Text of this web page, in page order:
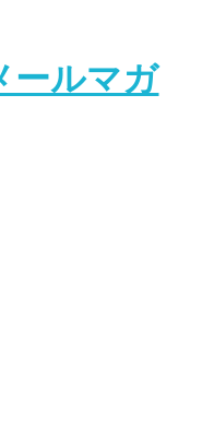
ールマガ